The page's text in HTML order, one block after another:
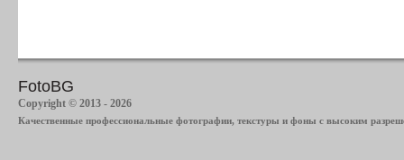
FotoBG
Copyright © 2013 - 2026
Качественные профессиональные фотографии, текстуры и фоны с высоким